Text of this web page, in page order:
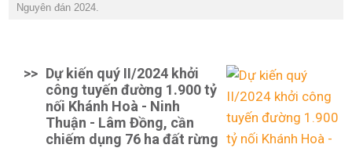
Nguyên đán 2024.
>> Dự kiến quý II/2024 khởi
công tuyến đường 1.900 tỷ
nối Khánh Hoà - Ninh
Thuận - Lâm Đồng, cần
chiếm dụng 76 ha đất rừng